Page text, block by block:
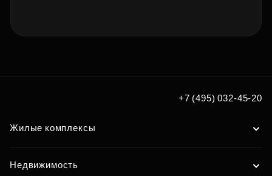
+7 (495) 032-45-20
Жилые комплексы
Недвижимость